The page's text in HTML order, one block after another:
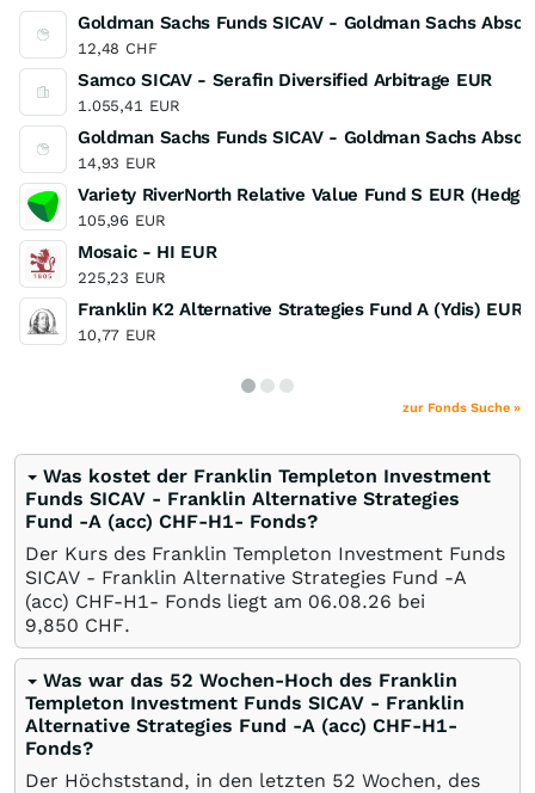
Goldman Sachs Funds SICAV - Goldman Sachs
12,48 CHF
Samco SICAV - Serafin Diversified Arbitrage EUR
1.055,41 EUR
Goldman Sachs Funds SICAV - Goldman Sachs
14,93 EUR
Variety RiverNorth Relative Value Fund S EUR
105,96 EUR
Mosaic - HI EUR
225,23 EUR
Franklin K2 Alternative Strategies Fund A (Ydis) EUR-
10,77 EUR
zur Fonds Suche »
Was kostet der Franklin Templeton Investment
Funds SICAV - Franklin Alternative Strategies
Fund -A (acc) CHF-H1- Fonds?
Der Kurs des Franklin Templeton Investment Funds
SICAV - Franklin Alternative Strategies Fund -A
(acc) CHF-H1- Fonds liegt am 06.08.26 bei
9,850 CHF.
Was war das 52 Wochen-Hoch des Franklin
Templeton Investment Funds SICAV - Franklin
Alternative Strategies Fund -A (acc) CHF-H1-
Fonds?
Der Höchststand, in den letzten 52 Wochen, des